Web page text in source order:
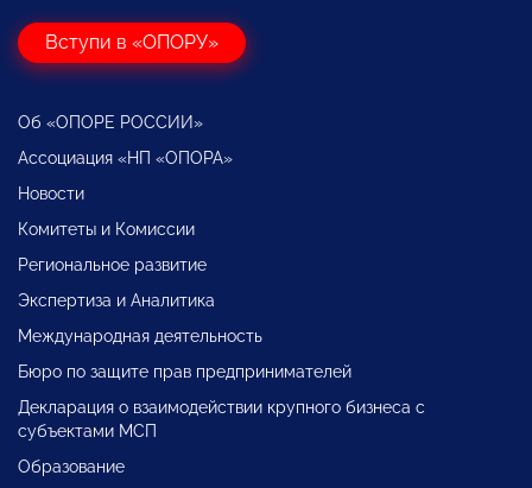
Вступи в «ОПОРУ»
Об «ОПОРЕ РОССИИ»
Ассоциация «НП «ОПОРА»
Новости
Комитеты и Комиссии
Региональное развитие
Экспертиза и Аналитика
Международная деятельность
Бюро по защите прав предпринимателей
Декларация о взаимодействии крупного бизнеса с
субъектами МСП
Образование